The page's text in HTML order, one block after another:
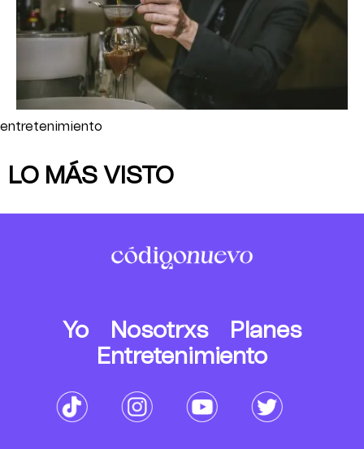
entretenimiento
LO MÁS VISTO
Yo Nosotrxs
Planes
Entretenimiento